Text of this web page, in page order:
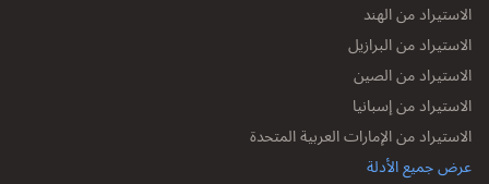
الاستيراد من الهند
الاستيراد من البرازيل
الاستيراد من الصين
الاستيراد من إسبانيا
الاستيراد من الإمارات العربية المتحدة
عرض جميع الأدلة